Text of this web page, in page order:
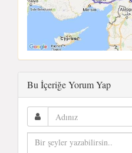
Bu İçeriğe Yorum Yap